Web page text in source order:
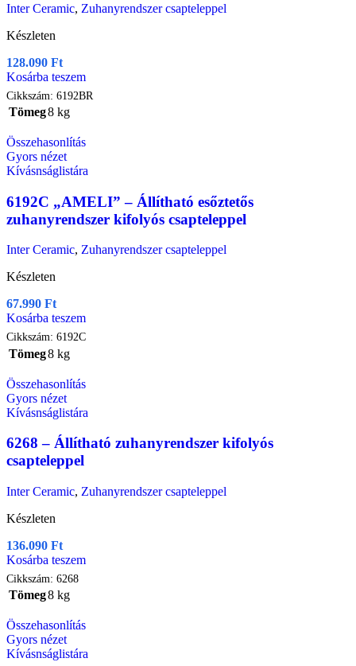
Inter Ceramic, Zuhanyrendszer csapteleppel
Készleten
128.090 Ft
Kosárba teszem
Cikkszám: 6192BR
Tömeg8 kg
Összehasonlítás
Gyors nézet
Kívásnságlistára
6192C „AMELI” – Állítható esőztetős
zuhanyrendszer kifolyós csapteleppel
Inter Ceramic, Zuhanyrendszer csapteleppel
Készleten
67.990 Ft
Kosárba teszem
Cikkszám: 6192C
Tömeg8 kg
Összehasonlítás
Gyors nézet
Kívásnságlistára
6268 – Állítható zuhanyrendszer kifolyós
csapteleppel
Inter Ceramic, Zuhanyrendszer csapteleppel
Készleten
136.090 Ft
Kosárba teszem
Cikkszám: 6268
Tömeg8 kg
Összehasonlítás
Gyors nézet
Kívásnságlistára